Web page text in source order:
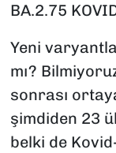
BA.2.75
Yeni
mı?
sonrası
şimdiden 23
belki de